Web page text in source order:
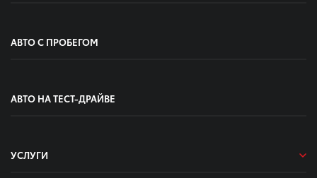
АВТО С ПРОБЕГОМ
АВТО НА ТЕСТ-ДРАЙВЕ
УСЛУГИ